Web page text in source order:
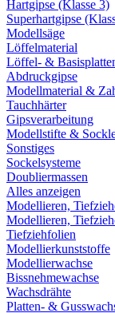
Hartgipse (Klasse 3)
Superhartgipse
Modellsäge
Löffelmaterial
Löffel- &
Abdruckgipse
Modellmaterial &
Tauchhärter
Gipsverarbeitung
Modellstifte &
Sonstiges
Sockelsysteme
Doubliermassen
Alles anzeigen
Modellieren,
Modellieren,
Tiefziehfolien
Modellierkunststoffe
Modellierwachse
Bissnehmewachse
Wachsdrähte
Platten- &